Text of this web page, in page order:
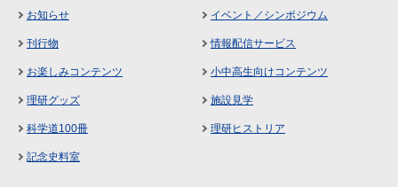
お知らせ イベント／シンポジウム
刊行物 情報配信サービス
お楽しみコンテンツ 小中高生向けコンテンツ
理研グッズ 施設見学
科学道100冊 理研ヒストリア
記念史料室